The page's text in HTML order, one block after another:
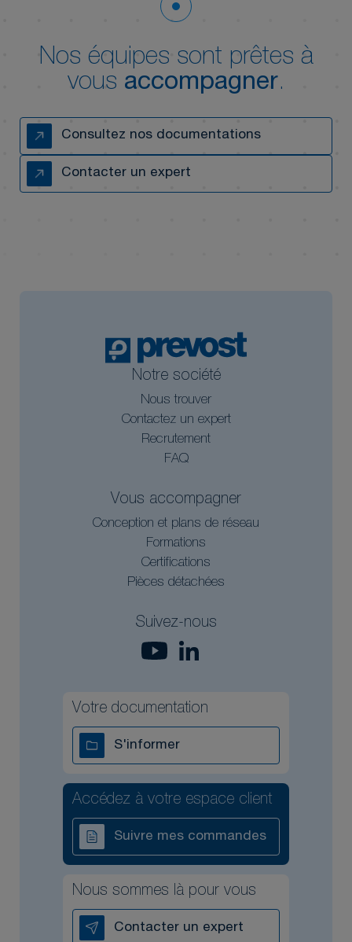
Nos équipes sont prêtes à
vous accompagner.
Consultez nos documentations
Contacter un expert
Notre société
Nous trouver
Contactez un expert
Recrutement
FAQ
Vous accompagner
Conception et plans de réseau
Formations
Certifications
Pièces détachées
Suivez-nous
Votre documentation
S'informer
Accédez à votre espace client
Suivre mes commandes
Nous sommes là pour vous
Contacter un expert